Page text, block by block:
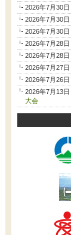
2026年7月30日
2026年7月30日
2026年7月30日
2026年7月28日
2026年7月28日
2026年7月27日
2026年7月26日
2026年7月13日
大会